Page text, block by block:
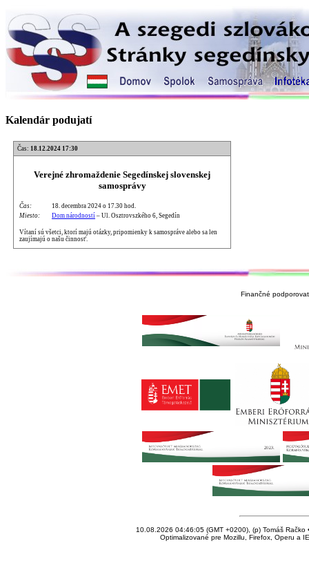
Kalendár podujatí
Čas: 18.12.2024 17:30
Verejné zhromaždenie Segedínskej slovenskej
samosprávy
Čas:
18. decembra 2024 o 17.30 hod.
Miesto:
Dom národností – Ul. Osztrovszkého 6, Segedín
Vítaní sú všetci, ktorí majú otázky, pripomienky k samospráve alebo sa len
zaujímajú o našu činnosť.
Finančné
10.08.2026 04:46:05 (GMT +0200), (p) Tomáš Račko
Optimalizované pre Mozillu, Firefox, Operu a